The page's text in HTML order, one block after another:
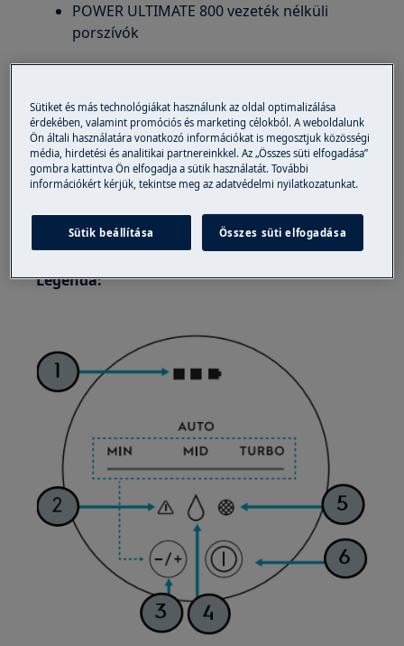
POWER ULTIMATE 800 vezeték nélküli
porszívók
Új Electrolux 800-as sorozatú álló porszívóink
számos lehetőséget kínálnak, amelyeket
kihasználhat. Minden funkció vezérelhető a
kezelőpanelről, amelyen különböző
alábbiakban ezek magyarázatát találja a
porszívó kézikönyvének kivonataival együtt.
Legenda:
Sütiket és más technológiákat használunk az oldal optimalizálása
érdekében, valamint promóciós és marketing célokból. A weboldalunk
Ön általi használatára vonatkozó információkat is megosztjuk közösségi
média, hirdetési és analitikai partnereinkkel. Az „Összes süti elfogadása”
gombra kattintva Ön elfogadja a sütik használatát. További
információkért kérjük, tekintse meg az adatvédelmi nyilatkozatunkat.
Sütik beállítása Összes süti elfogadása